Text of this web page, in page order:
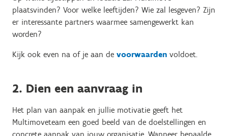
plaatsvinden? Voor welke leeftijden? Wie zal lesgeven? Zijn
er interessante partners waarmee samengewerkt kan
worden?
Kijk ook even na of je aan de voorwaarden voldoet.
2. Dien een aanvraag in
Het plan van aanpak en jullie motivatie geeft het
Multimoveteam een goed beeld van de doelstellingen en